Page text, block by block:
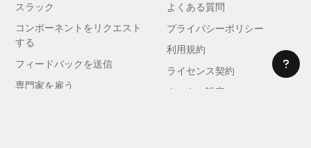
スラック
コンポーネントをリクエスト
する
フィードバックを送信
専門家を雇う
よくある質問
プライバシーポリシー
利用規約
ライセンス契約
クッキー設定